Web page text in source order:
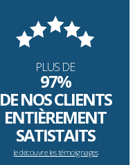
PLUS DE
97%
DE NOS CLIENTS
ENTIÈREMENT
SATISTAITS
Je découvre les témoignages